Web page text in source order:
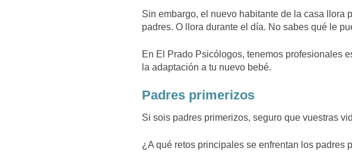
Sin embargo, el nuevo habitante de la casa llora
padres. O llora durante el día. No sabes qué le
En El Prado Psicólogos, tenemos profesionales
la adaptación a tu nuevo bebé.
Padres primerizos
Si sois padres primerizos, seguro que vuestras
¿A qué retos principales se enfrentan los padres